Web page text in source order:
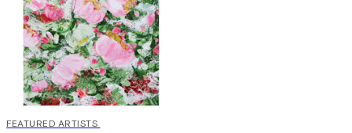
40%*
FEATURED ARTISTS